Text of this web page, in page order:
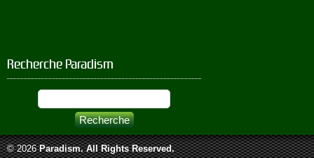
Recherche Paradism
© 2026 Paradism. All Rights Reserved.